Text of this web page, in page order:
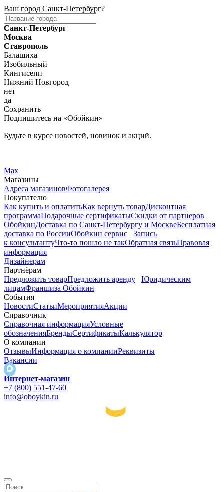
Ваш город Санкт-Петербург?
Санкт-Петербург
Москва
Ставрополь
Балашиха
Изобильный
Кингисепп
Нижний Новгород
нет
да
Сохранить
Подпишитесь на «Обойкин»
Будьте в курсе новостей, новинок и акций.
Max
Магазины
Адреса магазиновФотогалерея
Покупателю
Как купить и оплатитьКак вернуть товарДисконтная
программаПодарочные сертификатыСкидки от партнеров
ОбойкинДоставка по Санкт-Петербургу и МосквеБесплатная
доставка по РоссииОбойкин сервис
Запись
к консультантуЧто-то пошло не такОбратная связьПравовая
информация
Дизайнерам
Партнёрам
Предложить товарПредложить аренду
Юридическим
лицамФраншиза Обойкин
События
НовостиСтатьиМероприятияАкции
Справочник
Справочная информацияУсловные
обозначенияБрендыСертификатыКалькулятор
О компании
ОтзывыИнформация о компанииРеквизиты
Вакансии
Интернет-магазин
+7 (800) 551-47-60
info@oboykin.ru